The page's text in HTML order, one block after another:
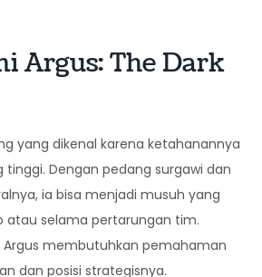
Argus: The Dark
yang dikenal karena ketahanannya
tinggi. Dengan pedang surgawi dan
ia bisa menjadi musuh yang
atau selama pertarungan tim.
Argus membutuhkan pemahaman
dan posisi strategisnya.